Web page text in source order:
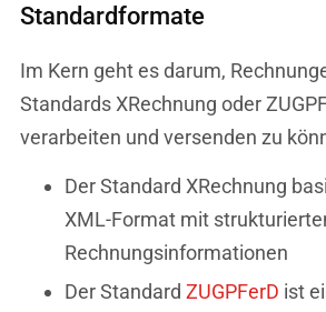
Standardformate
Im Kern geht es darum,
Standards XRechnung oder
verarbeiten und versenden zu
Der Standard XRechnung
XML-Format mit
Rechnungsinformationen
Der Standard ZUGPFerD ist